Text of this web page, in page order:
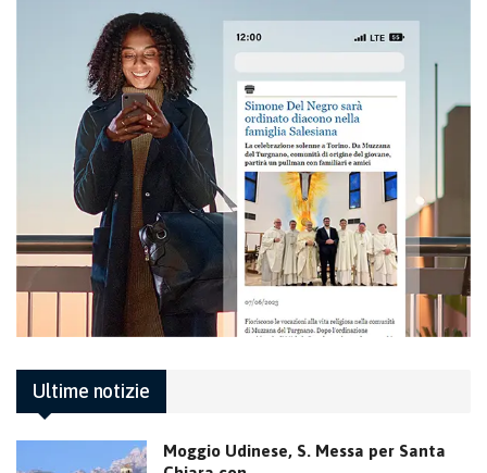
Ultime notizie
Moggio Udinese, S. Messa per Santa